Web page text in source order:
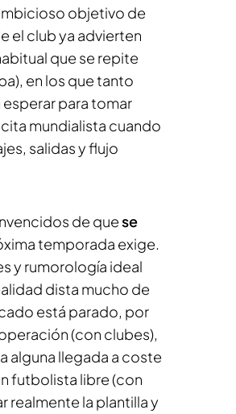
objetivo de
el club ya advierten
que se repite
en los que tanto
para tomar
mundialista cuando
salidas y flujo
de quese
temporada exige.
y rumorología ideal
dista mucho de
está parado, por
(con clubes),
alguna llegada a coste
futbolista libre (con
realmente la plantilla y